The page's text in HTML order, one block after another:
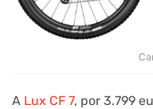
A Lux CF 7, por 3.799